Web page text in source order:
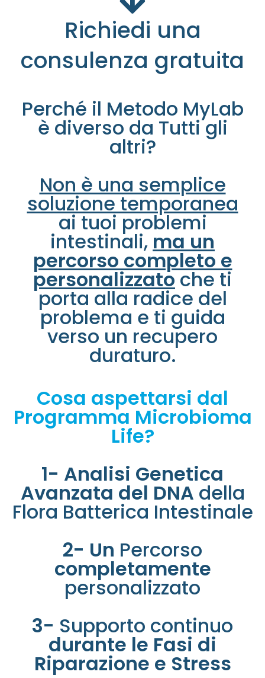
Richiedi una
consulenza gratuita
Perché il Metodo MyLab
è diverso da Tutti gli
altri?
Non è una semplice
soluzione temporanea
ai tuoi problemi
intestinali, ma un
percorso completo e
personalizzato che ti
porta alla radice del
problema e ti guida
verso un recupero
duraturo.
Cosa aspettarsi dal
Programma Microbioma
Life?
1- Analisi Genetica
Avanzata del DNA della
Flora Batterica Intestinale
2- Un Percorso
completamente
personalizzato
3- Supporto continuo
durante le Fasi di
Riparazione e Stress